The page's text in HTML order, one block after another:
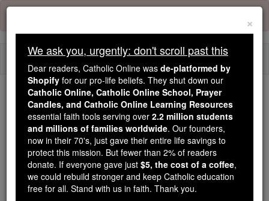
Skip
content
Trending:
Daily Reading for Thursday, October ...
Today's Reading The Mysteries of the Rosary
Ésaïe - Chapitre 12
×
We ask you, urgently: don't scroll past this
Dear readers, Catholic Online was de-platformed by
Shopify for our pro-life beliefs. They shut down our
Catholic Online, Catholic Online School, Prayer
Candles, and Catholic Online Learning Resources
essential faith tools serving over 2.2 million students
and millions of families worldwide. Our founders,
now in their 70's, just gave their entire life savings to
protect this mission. But fewer than 2% of readers
donate. If everyone gave just $5, the cost of a coffee,
we could rebuild stronger and keep Catholic education
free for all. Stand with us in faith. Thank you.